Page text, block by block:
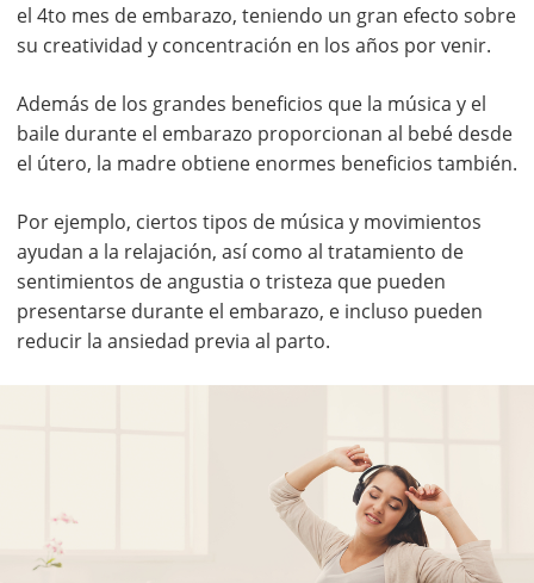
el 4to mes de embarazo, teniendo un gran efecto sobre
su creatividad y concentración en los años por venir.
Además de los grandes beneficios que la música y el
baile durante el embarazo proporcionan al bebé desde
el útero, la madre obtiene enormes beneficios también.
Por ejemplo, ciertos tipos de música y movimientos
ayudan a la relajación, así como al tratamiento de
sentimientos de angustia o tristeza que pueden
presentarse durante el embarazo, e incluso pueden
reducir la ansiedad previa al parto.